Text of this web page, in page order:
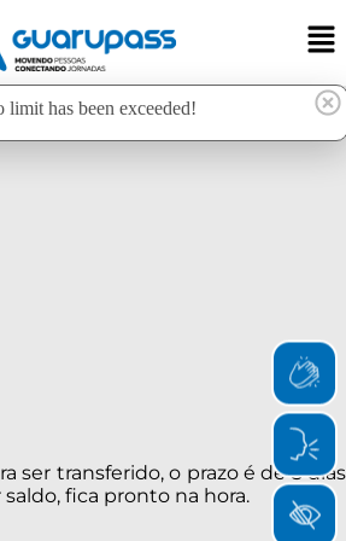
ser transferido, o prazo é de 3 dias
fica pronto na hora.
limit has been exceeded!